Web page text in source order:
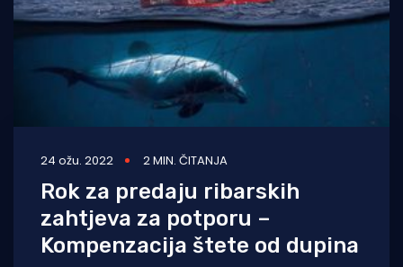
24 ožu. 2022 2 MIN. ČITANJA
Rok za predaju ribarskih
zahtjeva za potporu –
Kompenzacija štete od dupina